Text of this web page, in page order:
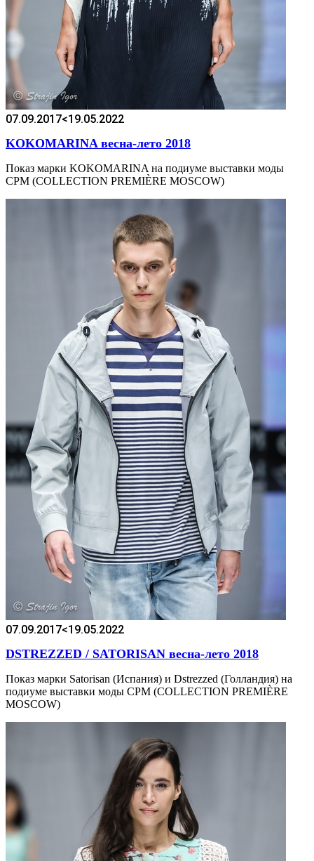
07.09.2017<19.05.2022
KOKOMARINA весна-лето 2018
Показ марки KOKOMARINA на подиуме выставки моды
CPM (COLLECTION PREMIÈRE MOSCOW)
07.09.2017<19.05.2022
DSTREZZED / SATORISAN весна-лето 2018
Показ марки Sаtorisan (Испания) и Dstrezzed (Голландия) на
подиуме выставки моды CPM (COLLECTION PREMIÈRE
MOSCOW)